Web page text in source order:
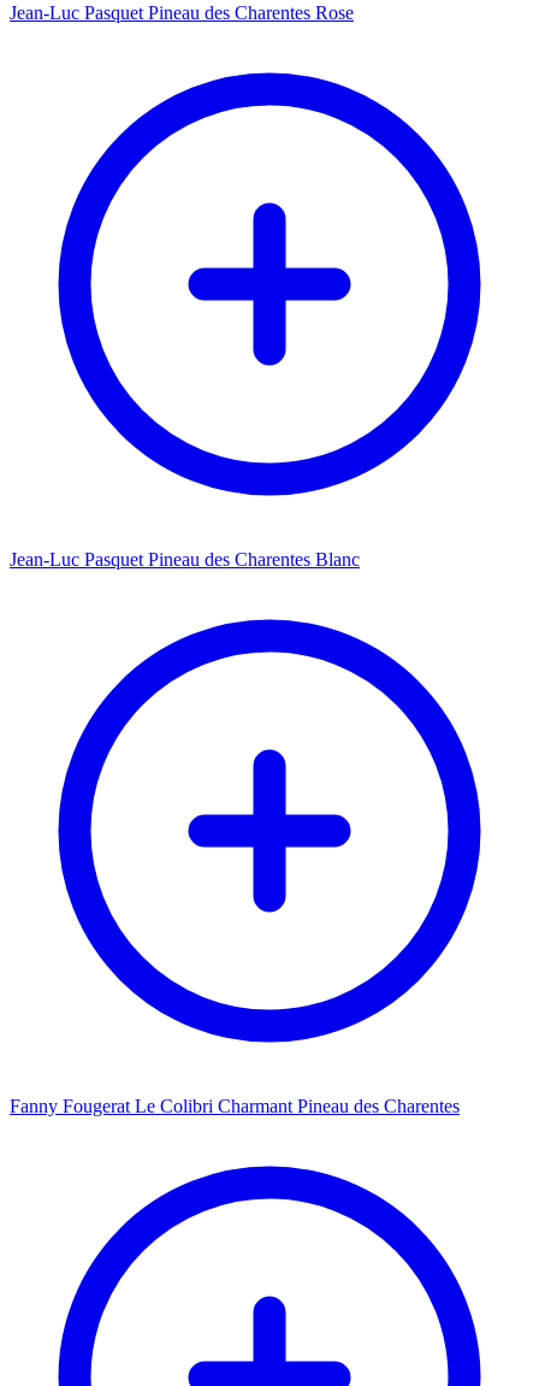
Jean-Luc Pasquet Pineau des Charentes Rose
Jean-Luc Pasquet Pineau des Charentes Blanc
Fanny Fougerat Le Colibri Charmant Pineau des Charentes